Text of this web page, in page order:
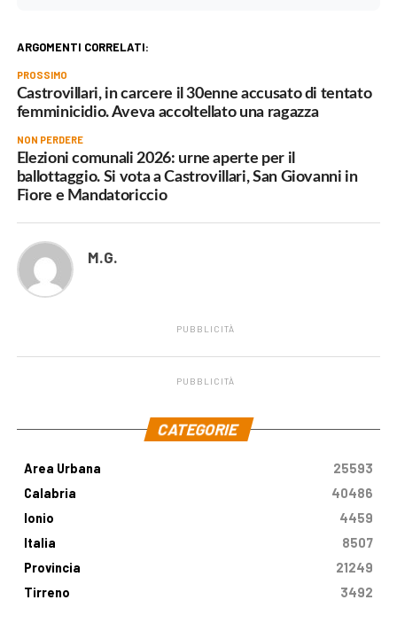
ARGOMENTI CORRELATI:
PROSSIMO
Castrovillari, in carcere il 30enne accusato di tentato
femminicidio. Aveva accoltellato una ragazza
NON PERDERE
Elezioni comunali 2026: urne aperte per il
ballottaggio. Si vota a Castrovillari, San Giovanni in
Fiore e Mandatoriccio
M.G.
PUBBLICITÀ
PUBBLICITÀ
CATEGORIE
Area Urbana
25593
Calabria
40486
Ionio
4459
Italia
8507
Provincia
21249
Tirreno
3492